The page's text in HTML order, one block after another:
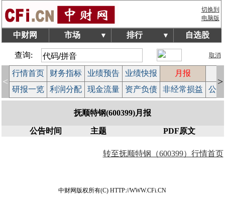
切换到
电脑版
中财网 市场 ▼ 排行 ▼ 自选股
查询: 取消
<
行情首页 财务指标 业绩预告 业绩快报 月报
研报一览
利润分配 现金流量 资产负债 非经常损益 公
>
抚顺特钢(600399)月报
公告时间 主题 PDF原文
转至抚顺特钢（600399）行情首页
中财网版权所有(C) HTTP://WWW.CFi.CN